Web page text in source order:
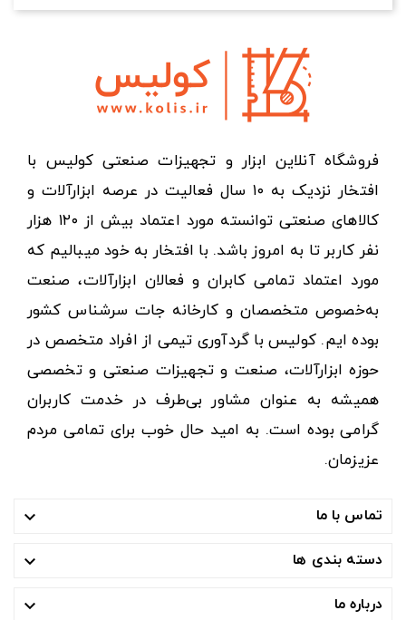
فروشگاه آنلاین ابزار و تجهیزات صنعتی کولیس با
افتخار نزدیک به ۱۰ سال فعالیت در عرصه ابزارآلات و
کالاهای صنعتی توانسته مورد اعتماد بیش از ۱۲۰ هزار
نفر کاربر تا به امروز باشد. با افتخار به خود میبالیم که
مورد اعتماد تمامی کابران و فعالان ابزارآلات، صنعت
به‌خصوص متخصصان و کارخانه جات سرشناس کشور
بوده ایم. کولیس با گردآوری تیمی از افراد متخصص در
حوزه ابزارآلات، صنعت و تجهیزات صنعتی و تخصصی
همیشه به عنوان مشاور بی‌طرف در خدمت کاربران
گرامی بوده است. به امید حال خوب برای تمامی مردم
عزیزمان.
تماس با ما 
دسته بندی ها 
درباره ما 